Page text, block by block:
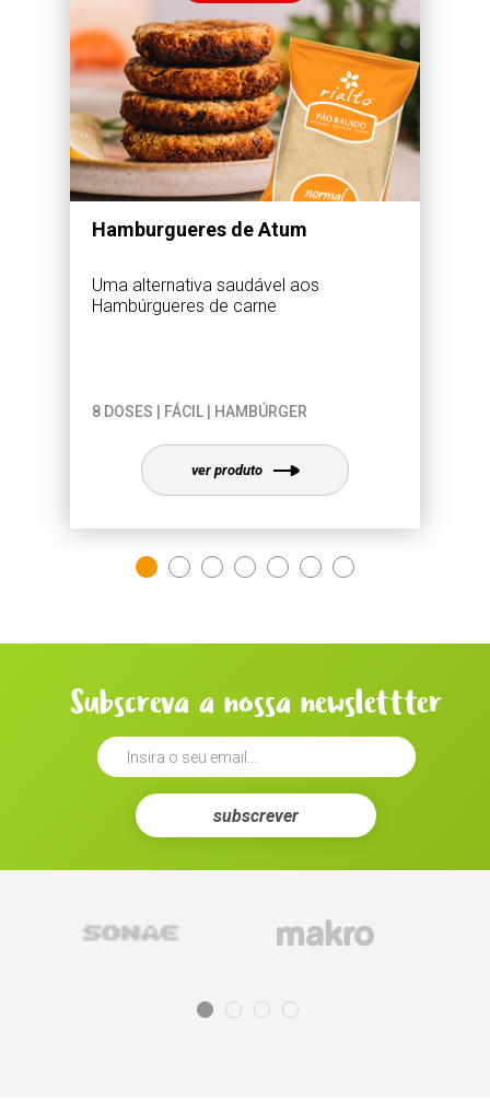
Hamburgueres de Atum
Uma alternativa saudável aos
Hambúrgueres de carne
8 DOSES | FÁCIL | HAMBÚRGER
ver produto
Subscreva a nossa newslettter
subscrever